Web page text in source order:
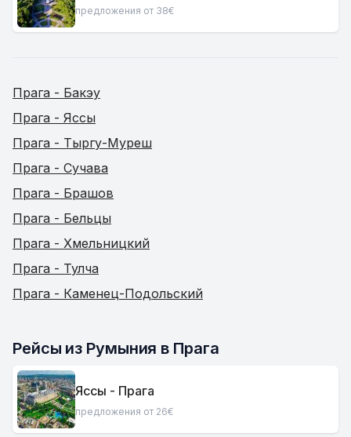
предложения от 38€
Прага - Бакэу
Прага - Яссы
Прага - Тыргу-Муреш
Прага - Сучава
Прага - Брашов
Прага - Бельцы
Прага - Хмельницкий
Прага - Тулча
Прага - Каменец-Подольский
Рейсы из Румыния в Прага
Яссы - Прага
предложения от 26€